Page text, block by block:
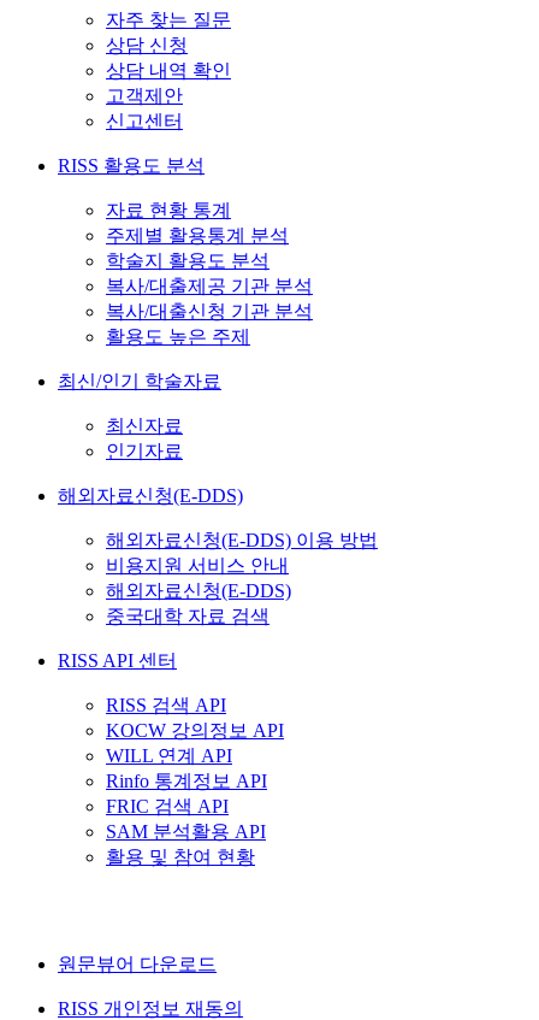
자주 찾는 질문
상담 신청
상담 내역 확인
고객제안
신고센터
RISS 활용도 분석
자료 현황 통계
주제별 활용통계 분석
학술지 활용도 분석
복사/대출제공 기관 분석
복사/대출신청 기관 분석
활용도 높은 주제
최신/인기 학술자료
최신자료
인기자료
해외자료신청(E-DDS)
해외자료신청(E-DDS) 이용 방법
비용지원 서비스 안내
해외자료신청(E-DDS)
중국대학 자료 검색
RISS API 센터
RISS 검색 API
KOCW 강의정보 API
WILL 연계 API
Rinfo 통계정보 API
FRIC 검색 API
SAM 분석활용 API
활용 및 참여 현황
원문뷰어 다운로드
RISS 개인정보 재동의